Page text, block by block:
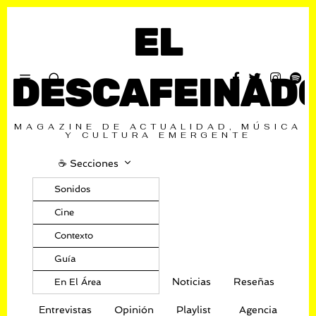
EL
MAGAZINE DE ACTUALIDAD, MÚSICA
Y CULTURA EMERGENTE
☕️ Secciones
Sonidos
Cine
Contexto
Guía
En El Área Noticias Reseñas
Entrevistas Opinión Playlist Agencia